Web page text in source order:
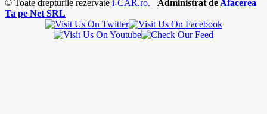
© Toate drepturile rezervate i-CAR.ro. Administrat de Afacerea
Ta pe Net SRL